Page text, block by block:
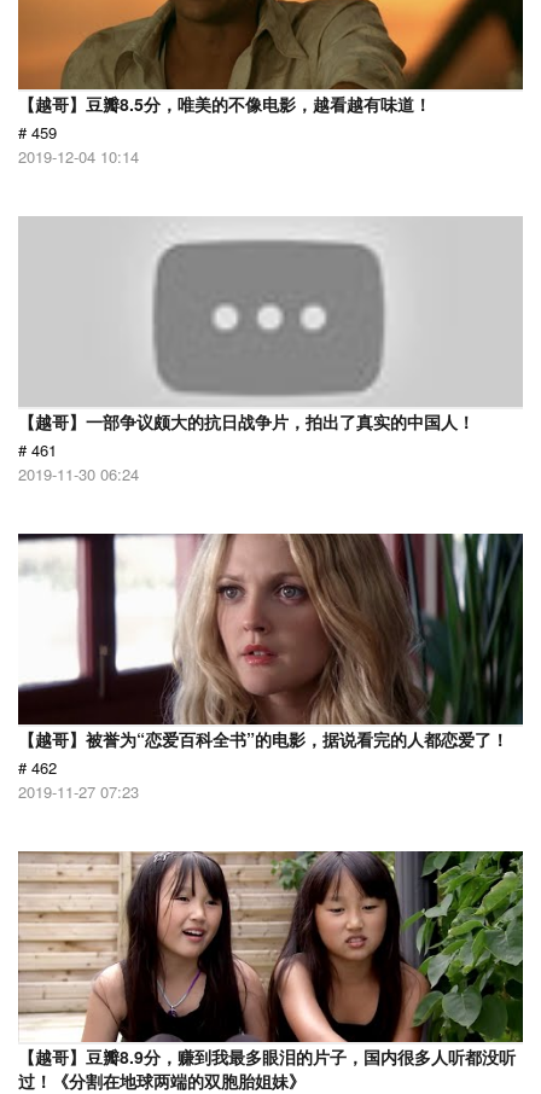
【越哥】豆瓣8.5分，唯美的不像电影，越看越有味道！
# 459
2019-12-04 10:14
【越哥】一部争议颇大的抗日战争片，拍出了真实的中国人！
# 461
2019-11-30 06:24
【越哥】被誉为“恋爱百科全书”的电影，据说看完的人都恋爱了！
# 462
2019-11-27 07:23
【越哥】豆瓣8.9分，赚到我最多眼泪的片子，国内很多人听都没听
过！《分割在地球两端的双胞胎姐妹》